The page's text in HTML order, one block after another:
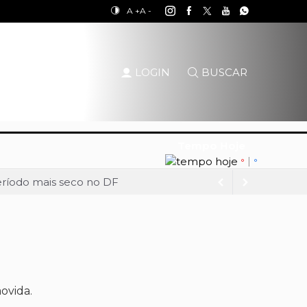
A +A -
LOGIN BUSCAR
° | °
mais seco no DF
RK
do Buriti
do DF